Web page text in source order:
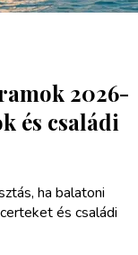
2026-
és családi
ha balatoni
és családi